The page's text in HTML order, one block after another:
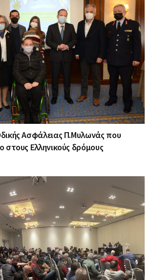
Ασφάλειας Π.Μυλωνάς που
στους Ελληνικούς δρόμους